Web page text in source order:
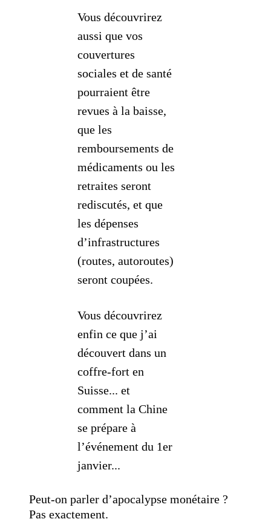
Vous découvrirez
aussi que vos
couvertures
sociales et de santé
pourraient être
revues à la baisse,
que les
remboursements de
médicaments ou les
retraites seront
rediscutés, et que
les dépenses
d’infrastructures
(routes, autoroutes)
seront coupées.
Vous découvrirez
enfin ce que j’ai
découvert dans un
coffre-fort en
Suisse... et
comment la Chine
se prépare à
l’événement du 1er
janvier...
Peut-on parler d’apocalypse monétaire ?
Pas exactement.